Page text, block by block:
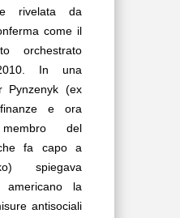
rivelata da
come il
orchestrato
In una
Pynzenyk (ex
e ora
membro del
fa capo a
spiegava
americano la
antisociali